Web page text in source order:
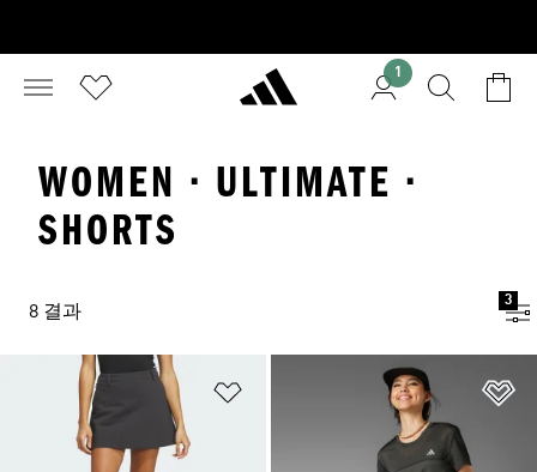
1
WOMEN · ULTIMATE ·
SHORTS
8 결과
3
위시리스트 담기